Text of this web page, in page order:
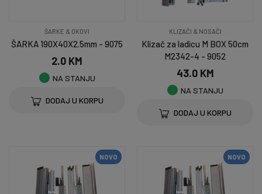
ŠARKE & OKOVI
ŠARKA 190X40X2.5mm - 9075
2.0 KM
NA STANJU
DODAJ U KORPU
KLIZAČI & NOSAČI
Klizač za ladicu M BOX 50cm
M2342-4 - 9052
43.0 KM
NA STANJU
DODAJ U KORPU
NOVO NOVO